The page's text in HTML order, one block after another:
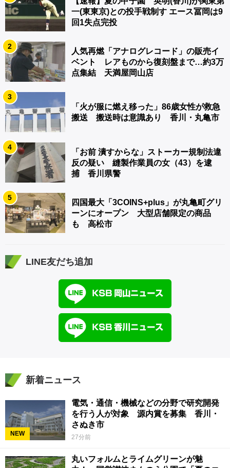
一(東東京)との投手戦制す エース冨岡は9
回1失点完投
2
人気再燃「アナログレコード」の販売イ
ベント レアものから復刻盤まで…約3万
点集結 天満屋岡山店
3
「火が服に燃え移った」86歳女性が救急
搬送 搬送時は意識あり 香川・丸亀市
4
「お前 潰すからな」ストーカー規制法違
反の疑い 縫製作業員の女（43）を逮
捕 香川県警
5
四国最大「3COINS+plus」が丸亀町グリ
ーンにオープン 大型店舗限定の商品
も 高松市
LINE友だち追加
新着ニュース
NEW
電気・通信・機械などの分野で研究開発
を行う人が対象 源内賞を募集 香川・
さぬき市
27分前
丸いフォルムとライムグリーンが魅